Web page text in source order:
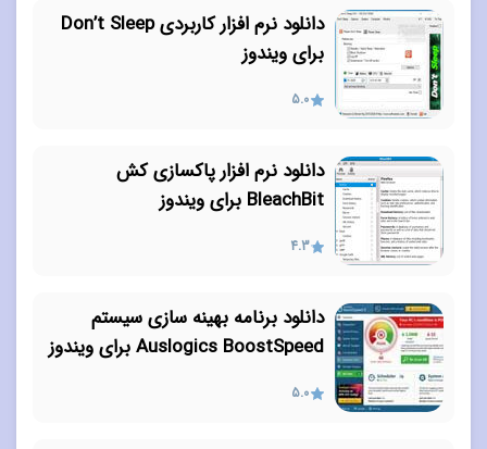
دانلود نرم افزار کاربردی Don’t Sleep
برای ویندوز
5.0
دانلود نرم افزار پاکسازی کش
BleachBit برای ویندوز
4.3
دانلود برنامه بهینه سازی سیستم
Auslogics BoostSpeed برای ویندوز
5.0